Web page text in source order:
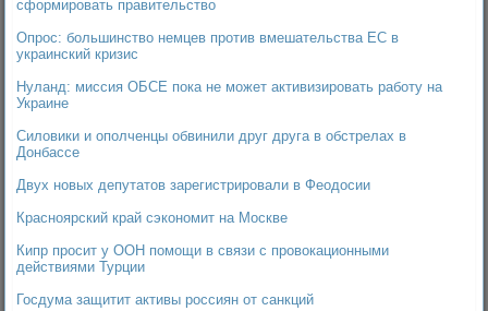
сформировать правительство
Опрос: большинство немцев против вмешательства ЕС в
украинский кризис
Нуланд: миссия ОБСЕ пока не может активизировать работу на
Украине
Силовики и ополченцы обвинили друг друга в обстрелах в
Донбассе
Двух новых депутатов зарегистрировали в Феодосии
Красноярский край сэкономит на Москве
Кипр просит у ООН помощи в связи с провокационными
действиями Турции
Госдума защитит активы россиян от санкций